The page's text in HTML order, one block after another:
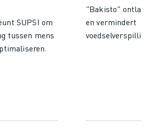
SUPSI om
tussen mens
"Bakisto"
en vermindert